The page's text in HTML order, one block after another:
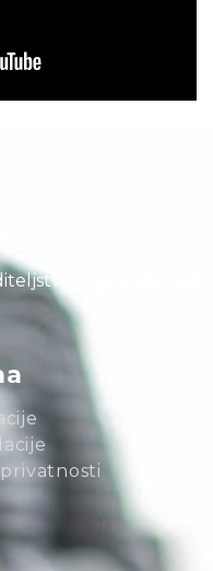
koje vode naši